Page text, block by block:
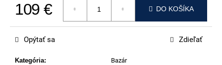
109 €
Jednotková cena:
DO KOŠÍKA
Kategória:
Bazár
Opýtať sa Zdieľať
e
VOLKL
RACETIGER
SL
WORLDCUP